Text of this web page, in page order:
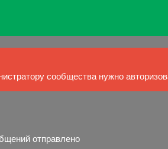
сообщества нужно
отправлено